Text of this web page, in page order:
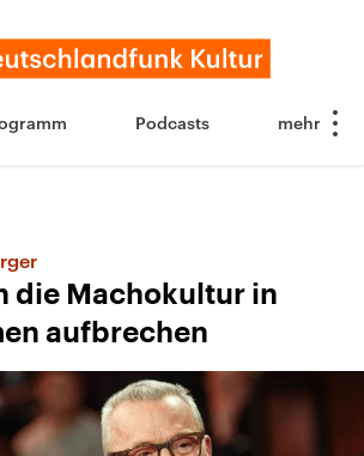
Podcasts
die Machokultur in
aufbrechen